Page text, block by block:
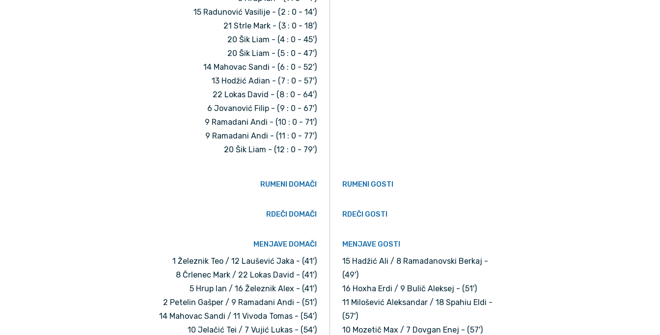
15 Radunović Vasilije - (2 : 0 - 14')
21 Strle Mark - (3 : 0 - 18')
20 Šik Liam - (4 : 0 - 45')
20 Šik Liam - (5 : 0 - 47')
14 Mahovac Sandi - (6 : 0 - 52')
13 Hodžić Adian - (7 : 0 - 57')
22 Lokas David - (8 : 0 - 64')
6 Jovanović Filip - (9 : 0 - 67')
9 Ramadani Andi - (10 : 0 - 71')
9 Ramadani Andi - (11 : 0 - 77')
20 Šik Liam - (12 : 0 - 79')
RUMENI DOMAČI RUMENI GOSTI
RDEČI DOMAČI RDEČI GOSTI
MENJAVE DOMAČI
1 Železnik Teo / 12 Laušević Jaka - (41')
8 Črlenec Mark / 22 Lokas David - (41')
5 Hrup Ian / 16 Železnik Alex - (41')
2 Petelin Gašper / 9 Ramadani Andi - (51')
14 Mahovac Sandi / 11 Vivoda Tomas - (54')
10 Jelačić Tei / 7 Vujić Lukas - (54')
MENJAVE GOSTI
15 Hadžić Ali / 8 Ramadanovski Berkaj -
(49')
16 Hoxha Erdi / 9 Bulič Aleksej - (51')
11 Milošević Aleksandar / 18 Spahiu Eldi -
(57')
10 Mozetič Max / 7 Dovgan Enej - (57')